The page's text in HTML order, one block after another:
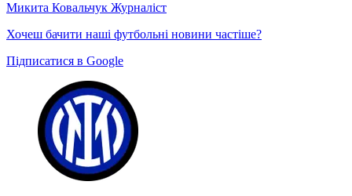
Микита Ковальчук Журналіст
Хочеш бачити наші футбольні новини частіше?
Підписатися в Google